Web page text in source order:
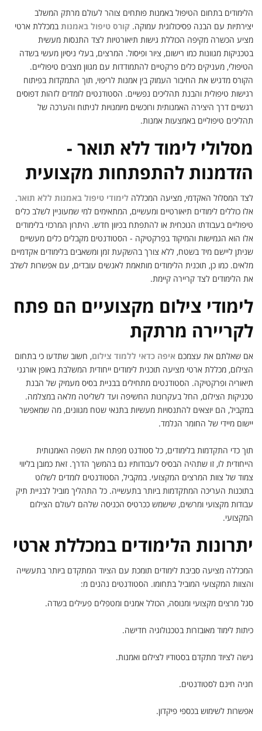
הלימודים בתחום הטיפול באמנות פותחים צוהר לעולם מרתק המשלב
יצירתיות עם הבנה פסיכולוגית עמוקה. קורס טיפול באמנות במכללת ארטי
מציע הכשרה מקיפה הכוללת גישות תיאורטיות לצד התנסות מעשית
בטכניקות מגוונות כמו רישום, ציור ופיסול. המרצים, בעלי ניסיון מעשי בשדה
הטיפולי, מעניקים כלים פרקטיים להתמודדות עם מגוון מצבים טיפוליים.
הקורס מדגיש את החיבור העמוק בין אמנות לריפוי, תוך התמקדות בפיתוח
רגישות טיפולית והבנת תהליכים נפשיים. הסטודנטים לומדים לזהות דפוסים
רגשיים דרך היצירה האמנותית ורוכשים מיומנויות לניתוח והערכה של
תהליכים טיפוליים באמצעות אמנות.
מסלולי לימוד ללא תואר -
הזדמנות להתפתחות מקצועית
לצד המסלול האקדמי, מציעה המכללה לימודי טיפול באמנות ללא תואר.
אלו כוללים לימודים תיאורטיים ומעשיים, המתאימים למי שמעוניין לשלב כלים
טיפוליים בעבודתו הנוכחית או להתפתח בכיוון חדש. היתרון המרכזי בלימודים
אלו הוא הגמישות והמיקוד בפרקטיקה - הסטודנטים מקבלים כלים מעשיים
שניתן ליישם מיד בשטח, ללא צורך בהשקעת זמן ומשאבים בלימודים אקדמיים
מלאים. כמו כן, תוכנית הלימודים מותאמת לאנשים עובדים, עם אפשרות לשלב
את הלימודים לצד קריירה קיימת.
לימודי צילום מקצועיים הם פתח
לקריירה מרתקת
אם שאלתם את עצמכם איפה כדאי ללמוד צילום, חשוב שתדעו כי בתחום
הצילום, מכללת ארטי מציעה תוכנית לימודים ייחודית המשלבת באופן אורגני
תיאוריה ופרקטיקה. הסטודנטים מתחילים בבניית בסיס מעמיק של הבנת
טכניקות הצילום, החל בעקרונות החשיפה ועד לשליטה מלאה במצלמה.
במקביל, הם יוצאים להתנסויות מעשיות בתנאי שטח מגוונים, מה שמאפשר
יישום מיידי של החומר הנלמד.
תוך כדי התקדמות בלימודים, כל סטודנט מפתח את השפה האמנותית
הייחודית לו, זו שתהיה הבסיס לעבודותיו גם בהמשך הדרך. זאת כמובן בליווי
צמוד של צוות המרצים המקצועי. במקביל, הסטודנטים לומדים לשלוט
בתוכנות העריכה המתקדמות ביותר בתעשייה. כל התהליך מוביל לבניית תיק
עבודות מקצועי ומרשים, שישמש ככרטיס הכניסה שלהם לעולם הצילום
המקצועי.
יתרונות הלימודים במכללת ארטי
המכללה מציעה סביבת לימודים תומכת עם הציוד המתקדם ביותר בתעשייה
והצוות המקצועי המוביל בתחומו. הסטודנטים נהנים מ:
סגל מרצים מקצועי ומנוסה, הכולל אמנים ומטפלים פעילים בשדה.
כיתות לימוד מאובזרות בטכנולוגיה חדישה.
גישה לציוד מתקדם בסטודיו לצילום ואמנות.
חניה חינם לסטודנטים.
אפשרות לשימוש בכספי פיקדון.